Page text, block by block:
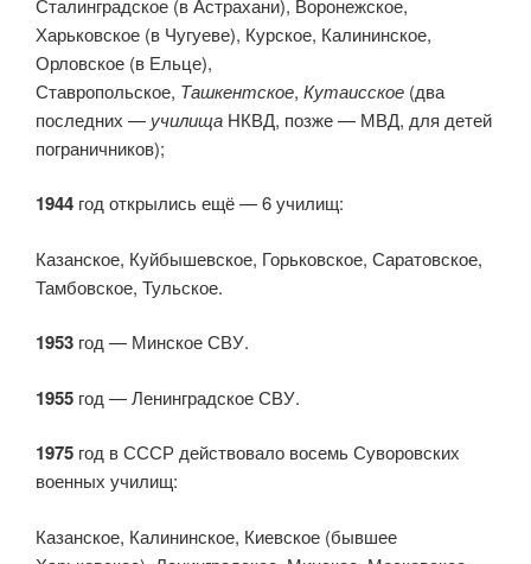
Сталинградское (в Астрахани), Воронежское,
Харьковское (в Чугуеве), Курское, Калининское,
Орловское (в Ельце),
Ставропольское, Ташкентское, Кутаисское (два
последних — училища НКВД, позже — МВД, для детей
пограничников);
1944 год открылись ещё — 6 училищ:
Казанское, Куйбышевское, Горьковское, Саратовское,
Тамбовское, Тульское.
1953 год — Минское СВУ.
1955 год — Ленинградское СВУ.
1975 год в СССР действовало восемь Суворовских
военных училищ:
Казанское, Калининское, Киевское (бывшее